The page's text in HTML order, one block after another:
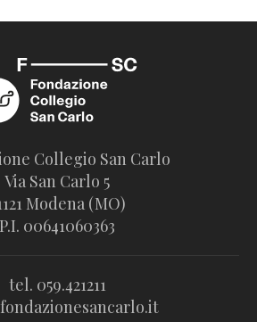
Collegio San Carlo
Via San Carlo 5
Modena (MO)
P.I. 00641060363
tel. 059.421211